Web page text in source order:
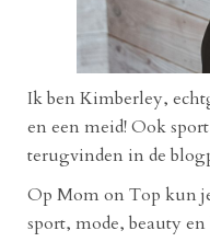
Ik ben Kimberley,
en een meid! Ook
terugvinden in de
Op Mom on Top kun
sport, mode, beauty